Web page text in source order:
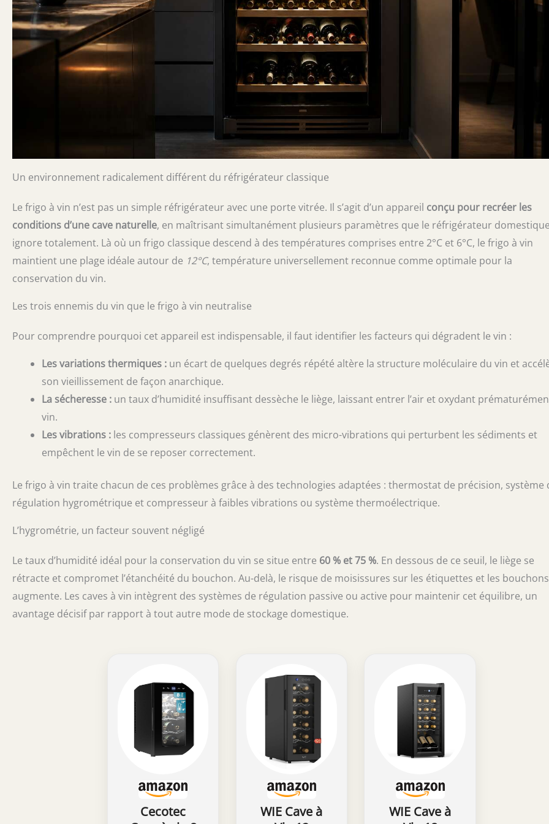
Un environnement radicalement différent du réfrigérateur classique
Le frigo à vin n’est pas un simple réfrigérateur avec une porte vitrée. Il s’agit d’un appareil conçu pour recréer les
conditions d’une cave naturelle, en maîtrisant simultanément plusieurs paramètres que le réfrigérateur domestique
ignore totalement. Là où un frigo classique descend à des températures comprises entre 2°C et 6°C, le frigo à vin
maintient une plage idéale autour de 12°C, température universellement reconnue comme optimale pour la
conservation du vin.
Les trois ennemis du vin que le frigo à vin neutralise
Pour comprendre pourquoi cet appareil est indispensable, il faut identifier les facteurs qui dégradent le vin :
Les variations thermiques : un écart de quelques degrés répété altère la structure moléculaire du vin et
son vieillissement de façon anarchique.
La sécheresse : un taux d’humidité insuffisant dessèche le liège, laissant entrer l’air et oxydant
vin.
Les vibrations : les compresseurs classiques génèrent des micro-vibrations qui perturbent les sédiments et
empêchent le vin de se reposer correctement.
Le frigo à vin traite chacun de ces problèmes grâce à des technologies adaptées : thermostat de précision, système
régulation hygrométrique et compresseur à faibles vibrations ou système thermoélectrique.
L’hygrométrie, un facteur souvent négligé
Le taux d’humidité idéal pour la conservation du vin se situe entre 60 % et 75 %. En dessous de ce seuil, le liège se
rétracte et compromet l’étanchéité du bouchon. Au-delà, le risque de moisissures sur les étiquettes et les bouchons
augmente. Les caves à vin intègrent des systèmes de régulation passive ou active pour maintenir cet équilibre, un
avantage décisif par rapport à tout autre mode de stockage domestique.
Cecotec
WIE Cave à
WIE Cave à